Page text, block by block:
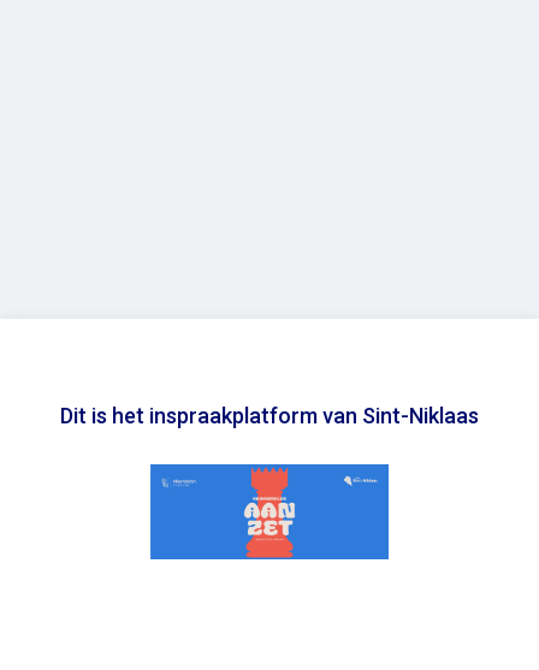
Dit is het inspraakplatform van Sint-Niklaas